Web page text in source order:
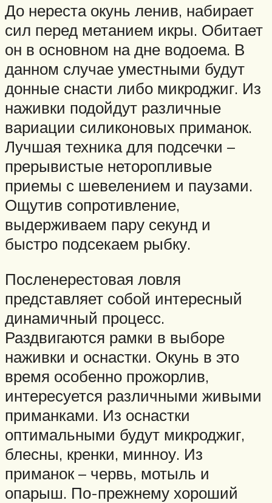
До нереста окунь ленив, набирает
сил перед метанием икры. Обитает
он в основном на дне водоема. В
данном случае уместными будут
донные снасти либо микроджиг. Из
наживки подойдут различные
вариации силиконовых приманок.
Лучшая техника для подсечки –
прерывистые неторопливые
приемы с шевелением и паузами.
Ощутив сопротивление,
выдерживаем пару секунд и
быстро подсекаем рыбку.
Посленерестовая ловля
представляет собой интересный
динамичный процесс.
Раздвигаются рамки в выборе
наживки и оснастки. Окунь в это
время особенно прожорлив,
интересуется различными живыми
приманками. Из оснастки
оптимальными будут микроджиг,
блесны, кренки, минноу. Из
приманок – червь, мотыль и
опарыш. По-прежнему хороший